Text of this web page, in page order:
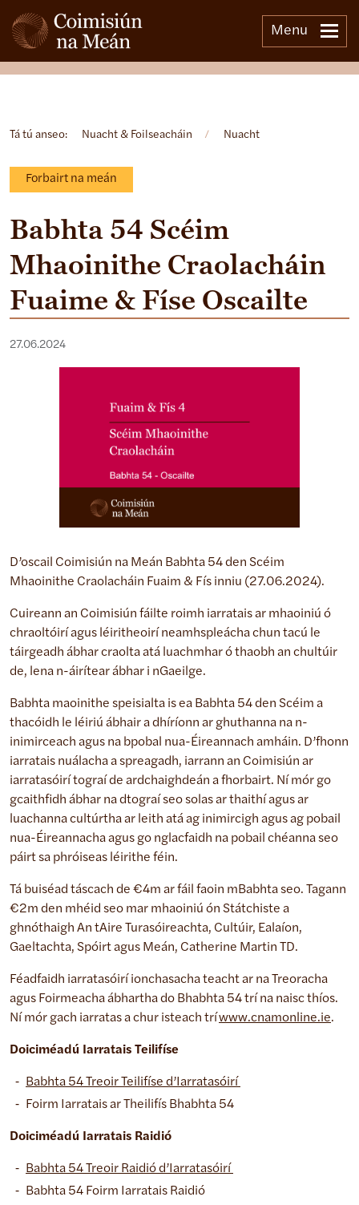
Menu
Tá tú anseo: Nuacht & Foilseacháin / Nuacht
Forbairt na meán
Babhta 54 Scéim
Mhaoinithe Craolacháin
Fuaime & Físe Oscailte
27.06.2024
D’oscail Coimisiún na Meán Babhta 54 den Scéim
Mhaoinithe Craolacháin Fuaim & Fís inniu (27.06.2024).
Cuireann an Coimisiún fáilte roimh iarratais ar mhaoiniú ó
chraoltóirí agus léiritheoirí neamhspleácha chun tacú le
táirgeadh ábhar craolta atá luachmhar ó thaobh an chultúir
de, lena n-áirítear ábhar i nGaeilge.
Babhta maoinithe speisialta is ea Babhta 54 den Scéim a
thacóidh le léiriú ábhair a dhíríonn ar ghuthanna na n-
inimirceach agus na bpobal nua-Éireannach amháin. D’fhonn
iarratais nuálacha a spreagadh, iarrann an Coimisiún ar
iarratasóirí tograí de ardchaighdeán a fhorbairt. Ní mór go
gcaithfidh ábhar na dtograí seo solas ar thaithí agus ar
luachanna cultúrtha ar leith atá ag inimircigh agus ag pobail
nua-Éireannacha agus go nglacfaidh na pobail chéanna seo
páirt sa phróiseas léirithe féin.
Tá buiséad táscach de €4m ar fáil faoin mBabhta seo. Tagann
€2m den mhéid seo mar mhaoiniú ón Státchiste a
ghnóthaigh An tAire Turasóireachta, Cultúir, Ealaíon,
Gaeltachta, Spóirt agus Meán, Catherine Martin TD.
Féadfaidh iarratasóirí ionchasacha teacht ar na Treoracha
agus Foirmeacha ábhartha do Bhabhta 54 trí na naisc thíos.
Ní mór gach iarratas a chur isteach tríwww.cnamonline.ie.
Doiciméadú Iarratais Teilifíse
Babhta 54 Treoir Teilifíse d’Iarratasóirí
Foirm Iarratais ar Theilifís Bhabhta 54
Doiciméadú Iarratais Raidió
Babhta 54 Treoir Raidió d’Iarratasóirí
Babhta 54 Foirm Iarratais Raidió
Open side menu